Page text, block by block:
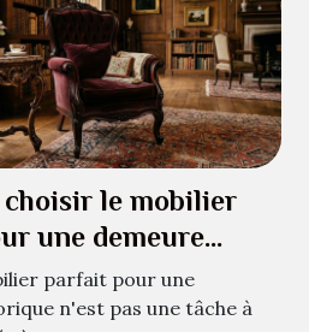
choisir le mobilier
une demeure
?
parfait pour une
n'est pas une tâche à